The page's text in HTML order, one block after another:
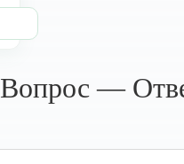
Вопрос —